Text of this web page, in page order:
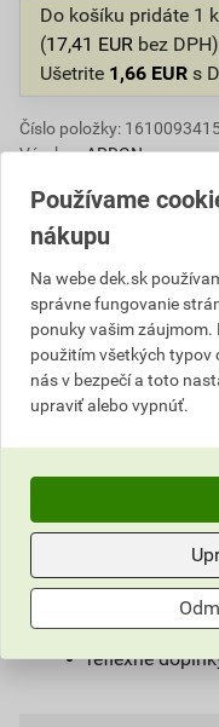
Do košíku pridáte 1
(17,41 EUR bez
Ušetrite 1,66 EUR s
Číslo položky:
VýrobcaARDON
Klasické
športového
zapínanie na
sedlo a dve
zosilnené
bočné
nohaviciach,
elastické traky
na náprsenke
potlač
reflexné
Používame
nákupu
Na webe dek.sk
správne fungovanie
ponuky vašim záujmom.
použitím všetkých typov
nás v bezpečí a toto
upraviť alebo vypnúť.